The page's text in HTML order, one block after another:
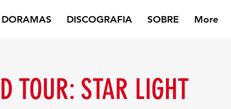
DORAMAS DISCOGRAFIA SOBRE More
TOUR: STAR LIGHT